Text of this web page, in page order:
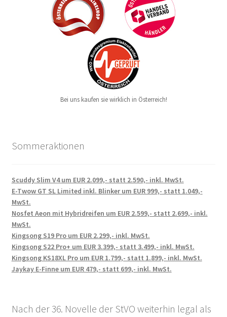
Bei uns kaufen sie wirklich in Österreich!
Sommeraktionen
Scuddy Slim V4 um EUR 2.099,- statt 2.590,- inkl. MwSt.
E-Twow GT SL Limited inkl. Blinker um EUR 999,- statt 1.049,-
MwSt.
Nosfet Aeon mit Hybridreifen um EUR 2.599,- statt 2.699,- inkl.
MwSt.
Kingsong S19 Pro um EUR 2.299,- inkl. MwSt.
Kingsong S22 Pro+ um EUR 3.399,- statt 3.499,- inkl. MwSt.
Kingsong KS18XL Pro um EUR 1.799,- statt 1.899,- inkl. MwSt.
Jaykay E-Finne um EUR 479,- statt 699,- inkl. MwSt.
Nach der 36. Novelle der StVO weiterhin legal als